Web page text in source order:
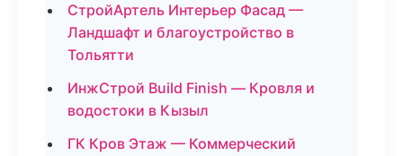
СтройАртель Интерьер Фасад —
Ландшафт и благоустройство в
Тольятти
ИнжСтрой Build Finish — Кровля и
водостоки в Кызыл
ГК Кров Этаж — Коммерческий